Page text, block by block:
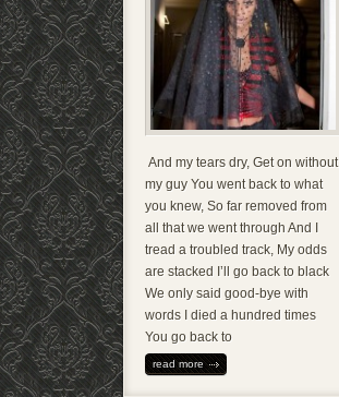
And my tears dry, Get on without
my guy You went back to what
you knew, So far removed from
all that we went through And I
tread a troubled track, My odds
are stacked I’ll go back to black
We only said good-bye with
words I died a hundred times
You go back to
read more